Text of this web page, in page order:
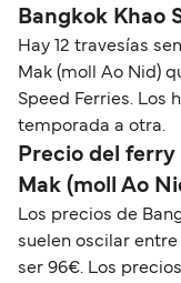
Bangkok Khao
Hay 12 travesías
Mak (moll Ao Nid)
Speed Ferries. Los
temporada a otra.
Precio del ferry
Mak (moll Ao
Los precios de
suelen oscilar
ser 96€. Los